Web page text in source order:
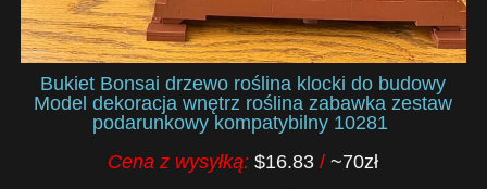
Bukiet Bonsai drzewo roślina klocki do budowy
Model dekoracja wnętrz roślina zabawka zestaw
podarunkowy kompatybilny 10281
Cena z wysyłką:$16.83/~70zł